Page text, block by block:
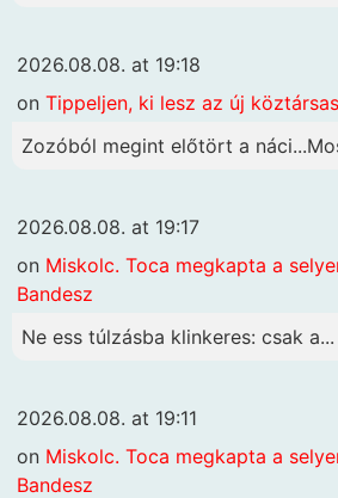
2026.08.08. at 19:18
on Tippeljen, ki lesz az új
Zozóból megint előtört a
2026.08.08. at 19:17
on Miskolc. Toca megkapta a
Bandesz
Ne ess túlzásba klinkeres: csak a...
2026.08.08. at 19:11
on Miskolc. Toca megkapta a
Bandesz